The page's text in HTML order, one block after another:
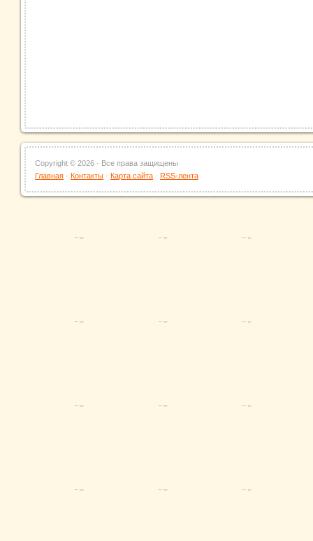
Copyright © 2026 · Все права защищены
Главная · Контакты · Карта сайта · RSS-лента